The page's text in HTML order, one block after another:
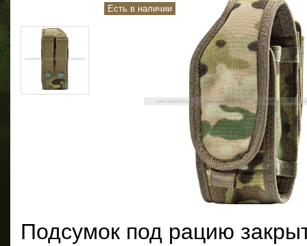
Есть в наличии
Подсумок под рацию